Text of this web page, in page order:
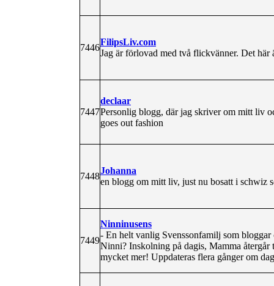
7446
FilipsLiv.com
Jag är förlovad med två flickvänner. Det
7447
declaar
Personlig blogg, där jag skriver om mitt liv
goes out fashion
7448
Johanna
en blogg om mitt liv, just nu bosatt i schwiz
7449
Ninninusens
- En helt vanlig Svenssonfamilj som
Ninni? Inskolning på dagis, Mamma
mycket mer! Uppdateras flera gånger om